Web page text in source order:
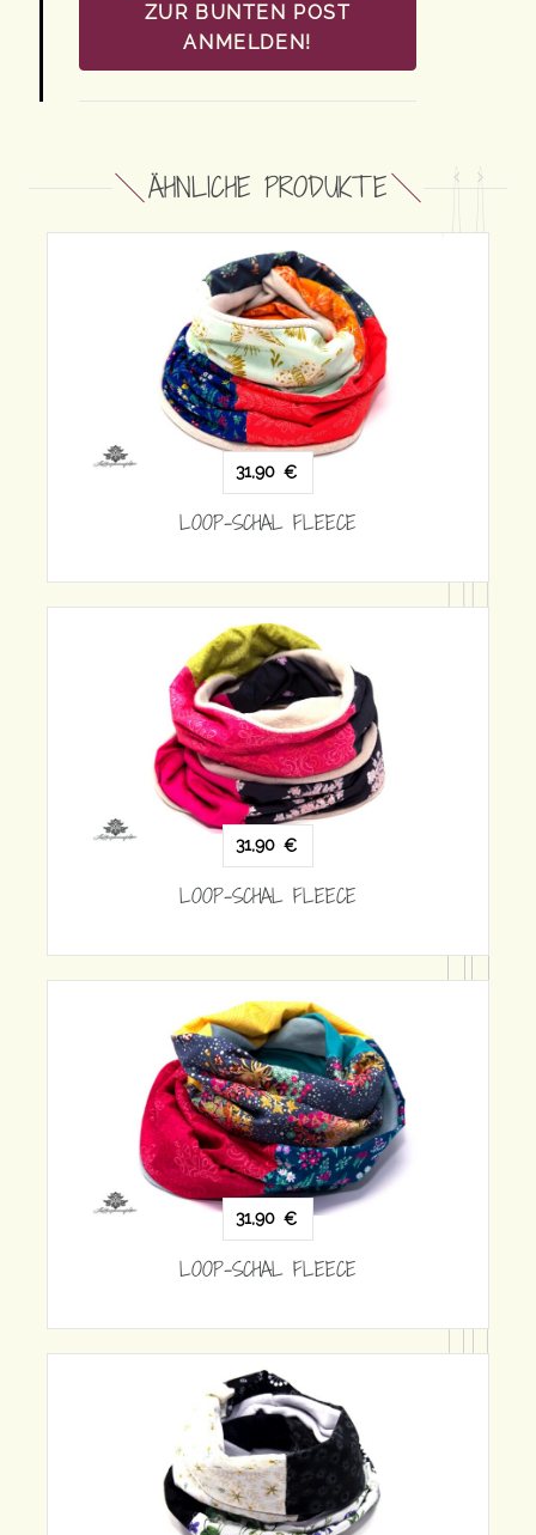
ZUR BUNTEN POST
ANMELDEN!
ÄHNLICHE PRODUKTE
LOOP-SCHAL FLEECE
31,90€
LOOP-SCHAL FLEECE